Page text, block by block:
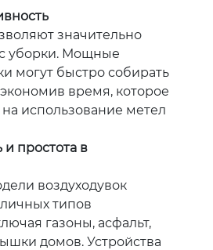
значительно
уборки. Мощные
могут быстро собирать
время, которое
использование метел
и простота в
воздуходувок
типов
газоны, асфальт,
домов. Устройства